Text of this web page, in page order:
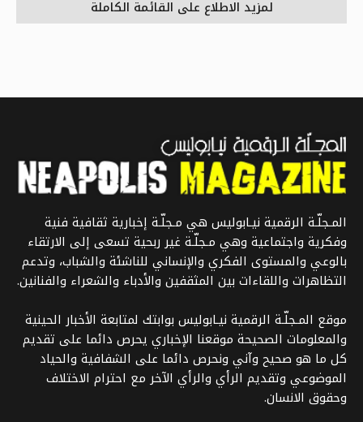
لمزيد الاطلاع على القائمة الكاملة
المـجلّـة الرقمية نيـابوليس هي مـجلّـة إخبارية ثقافية فنية
وفكرية واجتماعية وهي مـجلّـة غير ربحية تسعى إلى الارتقاء
بالوعي والمستوى الفكري والإنساني للناشئة والشباب، وتدعم
التظاهرات واللقاءات بين المثقفين والأدباء والشعراء والفنانين.
موقع المـجلّـة الرقمية نيـابوليس بوابتك لمتابعة الأخبار الحينية
والمعلومات الصحيحة موقعنا الإخباري يحرص دائما على تقديم
كل ما هو صحيح وآني ونحرص دائما على الشفافية والحياد
الموضوعي وتقديم الرأي والرأي الآخر مع احترام الاختلاف
وحقوق الانسان.